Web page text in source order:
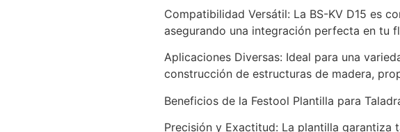
Compatibilidad Versátil: La BS-KV D15 es
asegurando una integración perfecta en tu
Aplicaciones Diversas: Ideal para una
construcción de estructuras de madera,
Beneficios de la Festool Plantilla para
Precisión y Exactitud: La plantilla